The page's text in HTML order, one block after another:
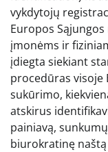
vykdytojų
Europos
įmonėms ir
įdiegta siekiant
procedūras visoje
sukūrimo,
atskirus
painiavą,
biurokratinę